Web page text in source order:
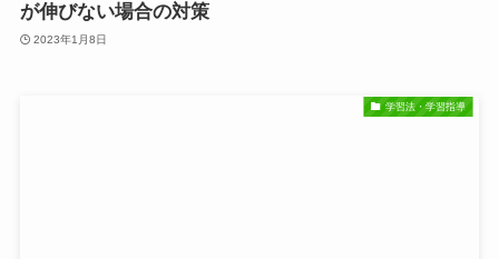
が伸びない場合の対策
2023年1月8日
学習法・学習指導